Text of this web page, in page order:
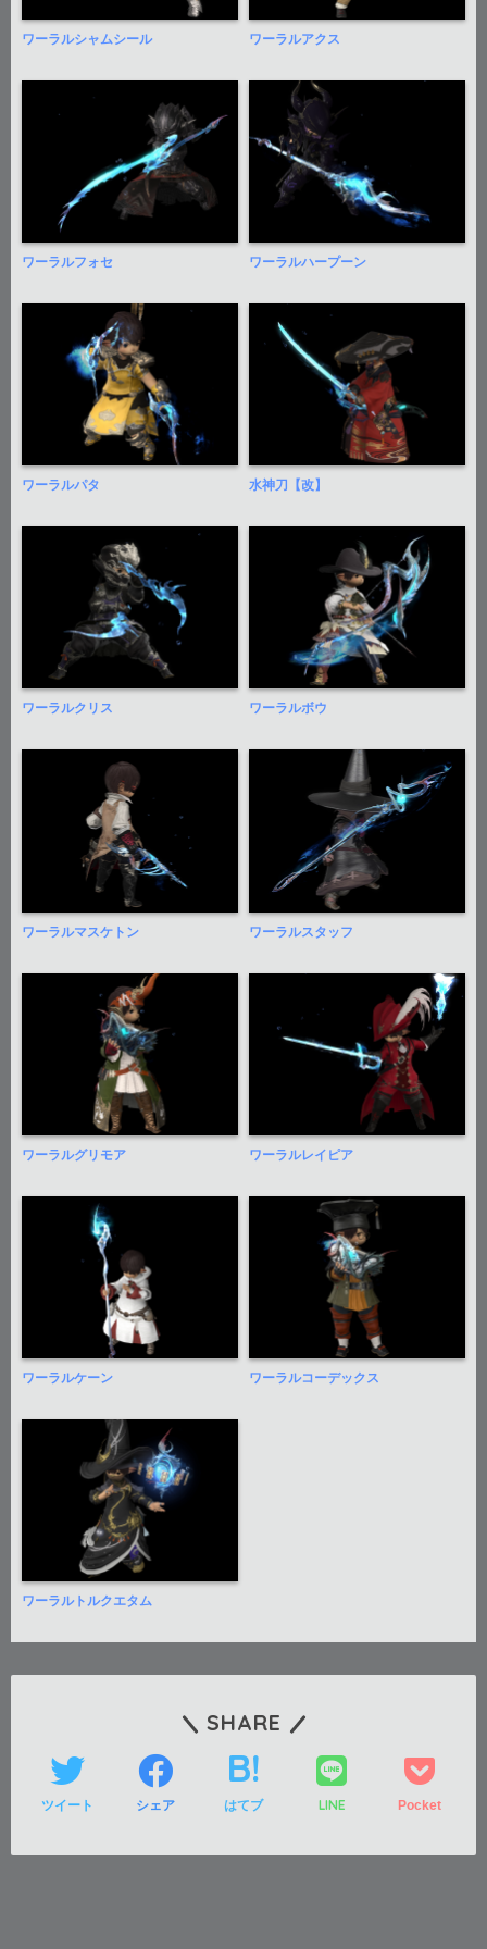
ワーラルシャムシール ワーラルアクス
ワーラルフォセ ワーラルハープーン
ワーラルパタ 水神刀【改】
ワーラルクリス ワーラルボウ
ワーラルマスケトン ワーラルスタッフ
ワーラルグリモア ワーラルレイピア
ワーラルケーン ワーラルコーデックス
ワーラルトルクエタム
SHARE
ツイート シェア はてブ LINE Pocket